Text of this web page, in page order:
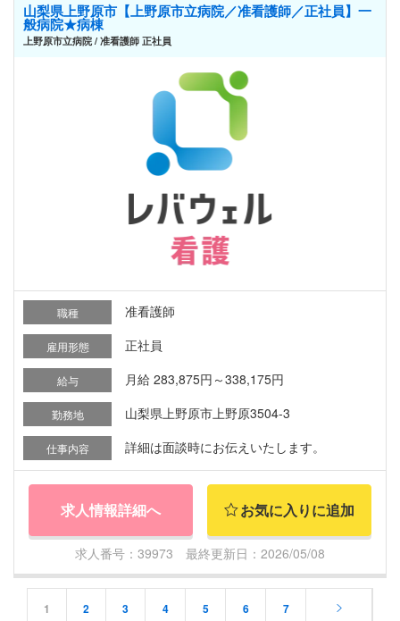
山梨県上野原市【上野原市立病院／准看護師／正社員】一
般病院★病棟
上野原市立病院 / 准看護師 正社員
職種 准看護師
雇用形態 正社員
給与 月給 283,875円～338,175円
勤務地 山梨県上野原市上野原3504-3
仕事内容 詳細は面談時にお伝えいたします。
求人情報詳細へ お気に入りに追加
求人番号：39973 最終更新日：2026/05/08
1 2 3 4 5 6 7